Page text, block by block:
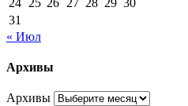
31
« Июл
Архивы
Архивы